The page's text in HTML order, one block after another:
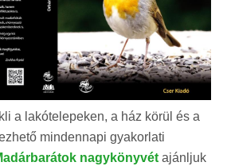
a lakótelepeken, a ház körül és a
mindennapi gyakorlati
nagykönyvétajánljuk